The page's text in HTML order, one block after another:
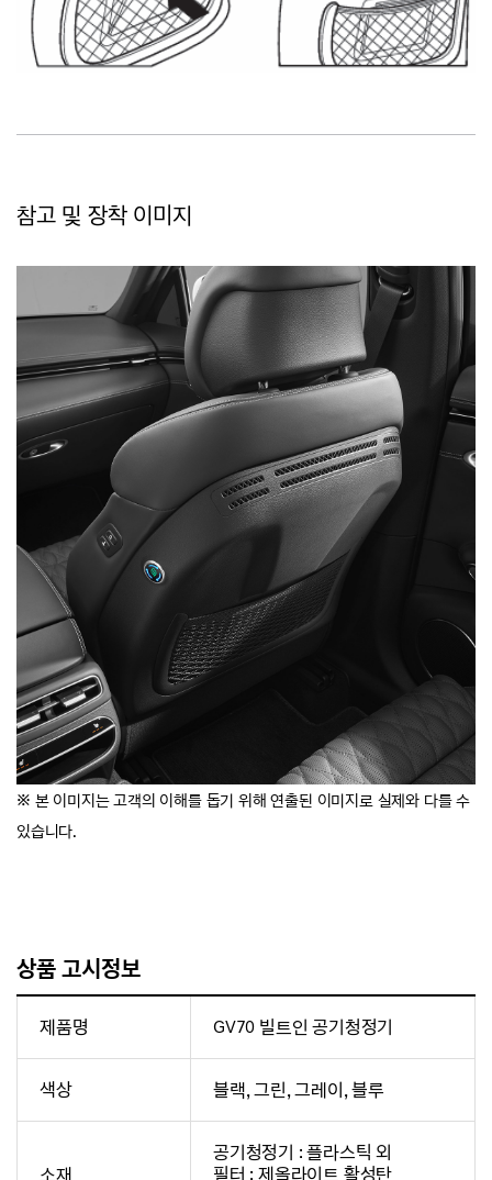
참고 및 장착 이미지
※ 본 이미지는 고객의 이해를 돕기 위해 연출된 이미지로 실제와 다를 수
있습니다.
상품 고시정보
제품명 GV70 빌트인 공기청정기
색상 블랙, 그린, 그레이, 블루
소재
공기청정기 : 플라스틱 외
필터 : 제올라이트 활성탄